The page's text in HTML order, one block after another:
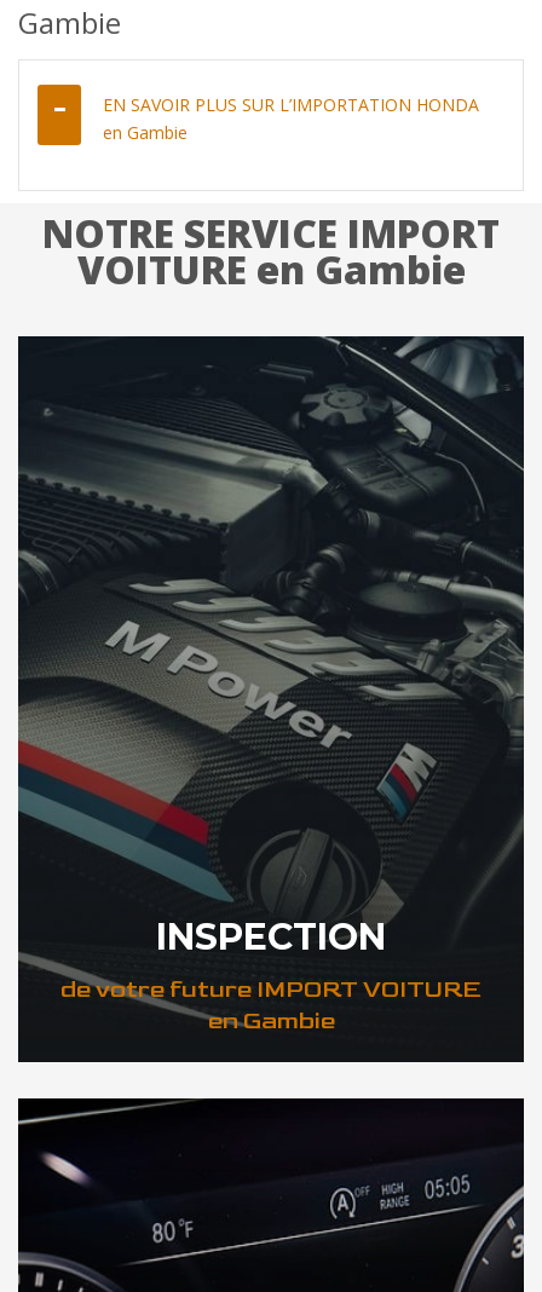
Gambie
EN SAVOIR PLUS SUR L’IMPORTATION HONDA
en Gambie
NOTRE SERVICE IMPORT
VOITURE en Gambie
INSPECTION
de votre future IMPORT VOITURE
en Gambie
DÉCOUVREZ VOTRE INSPECTION AUTO en Gambie